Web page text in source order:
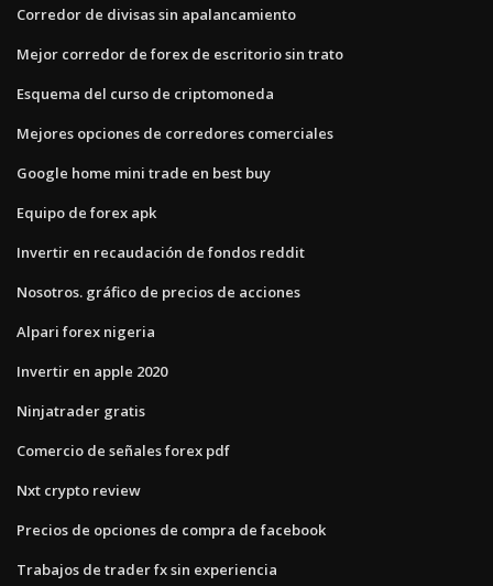
Corredor de divisas sin apalancamiento
Mejor corredor de forex de escritorio sin trato
Esquema del curso de criptomoneda
Mejores opciones de corredores comerciales
Google home mini trade en best buy
Equipo de forex apk
Invertir en recaudación de fondos reddit
Nosotros. gráfico de precios de acciones
Alpari forex nigeria
Invertir en apple 2020
Ninjatrader gratis
Comercio de señales forex pdf
Nxt crypto review
Precios de opciones de compra de facebook
Trabajos de trader fx sin experiencia